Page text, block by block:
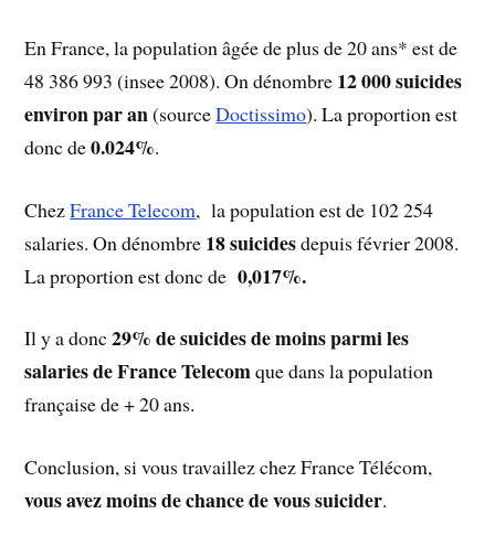
En France, la population âgée de plus de 20 ans* est de
48 386 993 (insee 2008). On dénombre 12 000 suicides
environ par an(sourceDoctissimo). La proportion est
donc de0.024%.
ChezFrance Telecom, la population est de 102 254
salaries. On dénombre 18 suicidesdepuis février 2008.
La proportion est donc de0,017%.
Il y a donc29% de suicides de moins parmi les
salaries de France Telecomque dans la population
française de + 20 ans.
Conclusion, si vous travaillez chez France Télécom,
vous avez moins de chance de vous suicider.